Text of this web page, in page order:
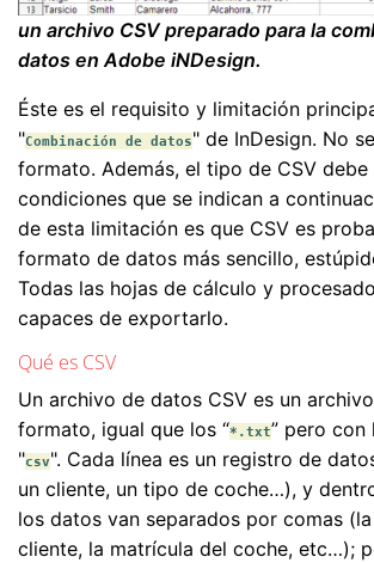
un archivo CSV preparado para la
datos en Adobe iNDesign.
Éste es el requisito y limitación
"Combinación de datos" de InDesign. No
formato. Además, el tipo de CSV
condiciones que se indican a
de esta limitación es que CSV es
formato de datos más sencillo,
Todas las hojas de cálculo y
capaces de exportarlo.
Qué es CSV
Un archivo de datos CSV es un
formato, igual que los “*.txt” pero con
"csv". Cada línea es un registro de
un cliente, un tipo de coche…), y
los datos van separados por comas
cliente, la matrícula del coche, etc…);